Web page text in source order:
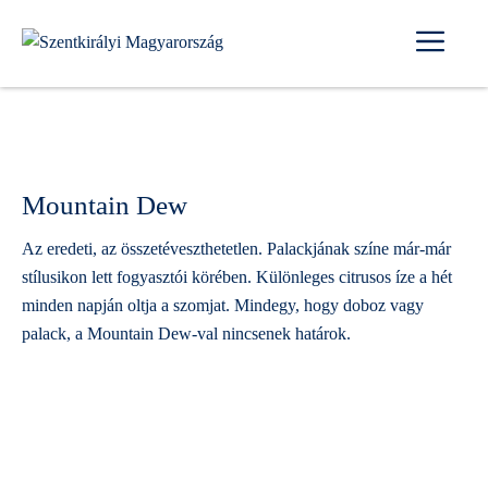
Mountain Dew
Az eredeti, az összetéveszthetetlen. Palackjának színe már-már
stílusikon lett fogyasztói körében. Különleges citrusos íze a hét
minden napján oltja a szomjat. Mindegy, hogy doboz vagy
palack, a Mountain Dew-val nincsenek határok.